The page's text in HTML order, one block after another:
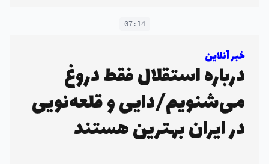
07:14
خبر آنلاین
درباره استقلال فقط دروغ
می‌شنویم/دایی و قلعه‌نویی
در ایران بهترین هستند